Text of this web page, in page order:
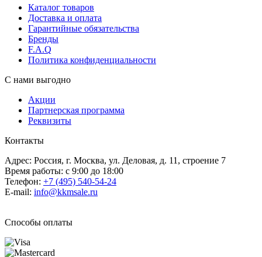
Каталог товаров
Доставка и оплата
Гарантийные обязательства
Бренды
F.A.Q
Политика конфиденциальности
С нами выгодно
Акции
Партнерская программа
Реквизиты
Контакты
Адрес: Россия, г. Москва, ул. Деловая, д. 11, строение 7
Время работы: с 9:00 до 18:00
Телефон: +7 (495) 540-54-24
E-mail: info@kkmsale.ru
Способы оплаты